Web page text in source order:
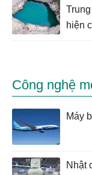
hiện
Công nghệ
Máy
Nhật